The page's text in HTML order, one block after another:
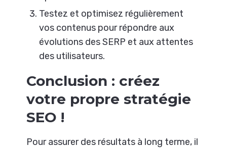
Testez et optimisez régulièrement
vos contenus pour répondre aux
évolutions des SERP et aux attentes
des utilisateurs.
Conclusion : créez
votre propre stratégie
SEO !
Pour assurer des résultats à long terme, il